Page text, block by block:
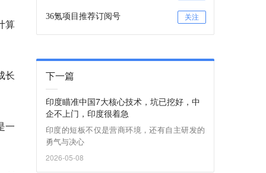
算
长
一
36氪项目推荐订阅号 关注
下一篇
印度瞄准中国7大核心技术，坑已挖好，中
企不上门，印度很着急
印度的短板不仅是营商环境，还有自主研发的
勇气与决心
2026-05-08